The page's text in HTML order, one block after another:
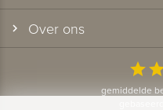
Over ons
star
gemiddelde